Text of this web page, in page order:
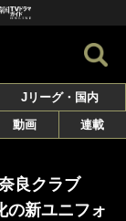
Jリーグ・国内
動画 連載
良クラブ
の新ユニフォ